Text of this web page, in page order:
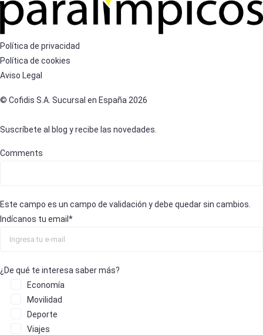
Política de privacidad
Política de cookies
Aviso Legal
© Cofidis S.A. Sucursal en España 2026
Suscríbete al blog y recibe las novedades.
Comments
Este campo es un campo de validación y debe quedar sin cambios.
Indícanos tu email *
¿De qué te interesa saber más?
Economía
Movilidad
Deporte
Viajes